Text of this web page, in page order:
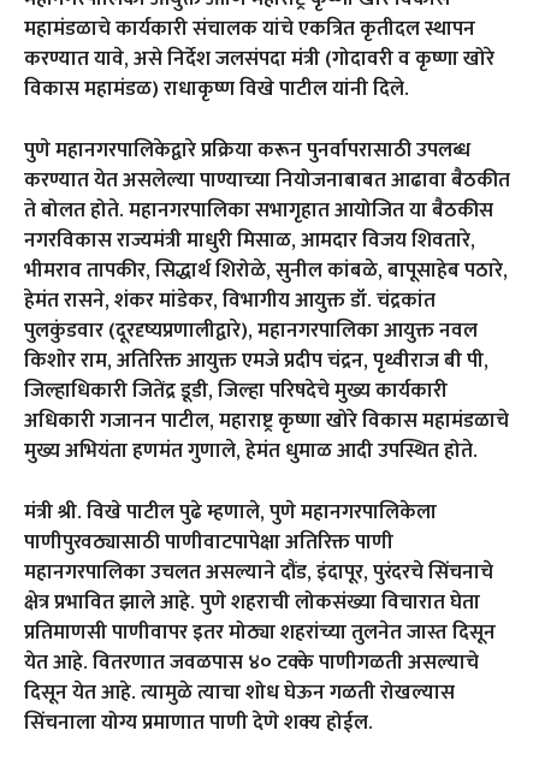
महामंडळाचे कार्यकारी संचालक यांचे एकत्रित कृतीदल स्थापन
करण्यात यावे, असे निर्देश जलसंपदा मंत्री (गोदावरी व कृष्णा खोरे
विकास महामंडळ) राधाकृष्ण विखे पाटील यांनी दिले.
पुणे महानगरपालिकेद्वारे प्रक्रिया करून पुनर्वापरासाठी उपलब्ध
करण्यात येत असलेल्या पाण्याच्या नियोजनाबाबत आढावा बैठकीत
ते बोलत होते. महानगरपालिका सभागृहात आयोजित या बैठकीस
नगरविकास राज्यमंत्री माधुरी मिसाळ, आमदार विजय शिवतारे,
भीमराव तापकीर, सिद्धार्थ शिरोळे, सुनील कांबळे, बापूसाहेब पठारे,
हेमंत रासने, शंकर मांडेकर, विभागीय आयुक्त डॉ. चंद्रकांत
पुलकुंडवार (दूरदृष्यप्रणालीद्वारे), महानगरपालिका आयुक्त नवल
किशोर राम, अतिरिक्त आयुक्त एमजे प्रदीप चंद्रन, पृथ्वीराज बी पी,
जिल्हाधिकारी जितेंद्र डूडी, जिल्हा परिषदेचे मुख्य कार्यकारी
अधिकारी गजानन पाटील, महाराष्ट्र कृष्णा खोरे विकास महामंडळाचे
मुख्य अभियंता हणमंत गुणाले, हेमंत धुमाळ आदी उपस्थित होते.
मंत्री श्री. विखे पाटील पुढे म्हणाले, पुणे महानगरपालिकेला
पाणीपुरवठ्यासाठी पाणीवाटपापेक्षा अतिरिक्त पाणी
महानगरपालिका उचलत असल्याने दौंड, इंदापूर, पुरंदरचे सिंचनाचे
क्षेत्र प्रभावित झाले आहे. पुणे शहराची लोकसंख्या विचारात घेता
प्रतिमाणसी पाणीवापर इतर मोठ्या शहरांच्या तुलनेत जास्त दिसून
येत आहे. वितरणात जवळपास ४० टक्के पाणीगळती असल्याचे
दिसून येत आहे. त्यामुळे त्याचा शोध घेऊन गळती रोखल्यास
सिंचनाला योग्य प्रमाणात पाणी देणे शक्य होईल.